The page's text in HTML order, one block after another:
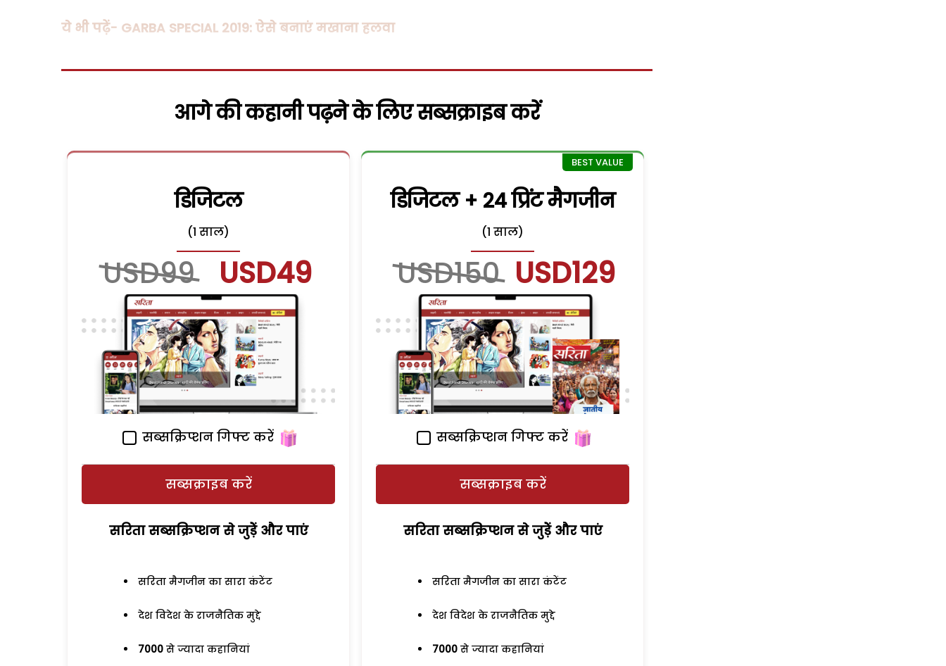
ये भी पढ़ें- GARBA SPECIAL 2019: ऐसे बनाएं मखाना हलवा
आगे की कहानी पढ़ने के लिए सब्सक्राइब करें
डिजिटल
(1 साल)
USD99 USD49
सब्सक्रिप्शन गिफ्ट करें
सब्सक्राइब करें
सरिता सब्सक्रिप्शन से जुड़ेें और पाएं
सरिता मैगजीन का सारा कंटेंट
देश विदेश के राजनैतिक मुद्दे
7000 से ज्यादा कहानियां
डिजिटल + 24 प्रिंट मैगजीन
(1 साल)
USD150 USD129
सब्सक्रिप्शन गिफ्ट करें
सब्सक्राइब करें
सरिता सब्सक्रिप्शन से जुड़ेें और पाएं
सरिता मैगजीन का सारा कंटेंट
देश विदेश के राजनैतिक मुद्दे
7000 से ज्यादा कहानियां